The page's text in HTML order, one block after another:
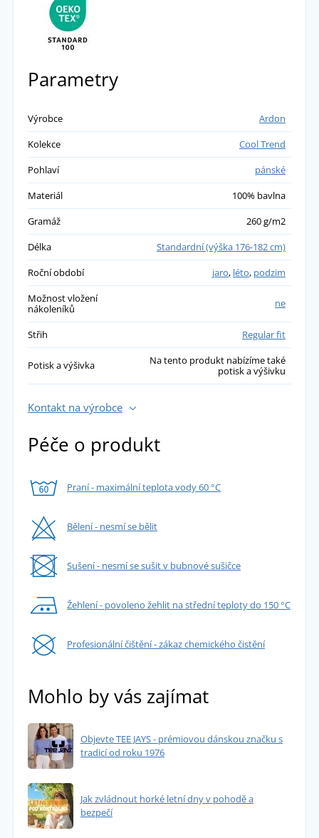
Parametry
Výrobce
Ardon
Kolekce
Cool Trend
Pohlaví
pánské
Materiál
100% bavlna
Gramáž
260 g/m2
Délka
Standardní (výška 176-182 cm)
Roční období
jaro, léto, podzim
Možnost vložení
nákoleníků
ne
Střih Regular fit
Potisk a výšivka
Na tento produkt nabízíme také
potisk a výšivku
Kontakt na výrobce
Péče o produkt
Praní - maximální teplota vody 60 °C
Bělení - nesmí se bělit
Sušení - nesmí se sušit v bubnové sušičce
Žehlení - povoleno žehlit na střední teploty do 150 °C
Profesionální čištění - zákaz chemického čistění
Mohlo by vás zajímat
Objevte TEE JAYS - prémiovou dánskou značku s
tradicí od roku 1976
Jak zvládnout horké letní dny v pohodě a
bezpečí